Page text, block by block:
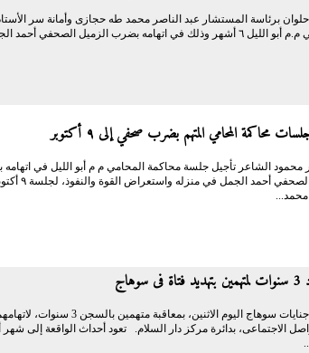
برئاسة المستشار عبد الناصر محمد طه حجازى وأمانة سر الأستاذ
بحبس المحامي م.م أبو الليل ٦ أشهر وذلك في اتهامه بضرب الزميل الصحفي
محاكمة المحامي المتهم بضرب صحفي إلى ٩ أكتوبر
الشاعر تأجيل جلسة محاكمة المحامي م م أبو الليل في اتهامه
بالضرب على الصحفي أحمد
قضت محكمة جنايات سوهاج اليوم الاثنين، بمعاقبة
الاجتماعى، بدائرة مركز دار السلام. تعود أحداث الواقعة إلى شهر